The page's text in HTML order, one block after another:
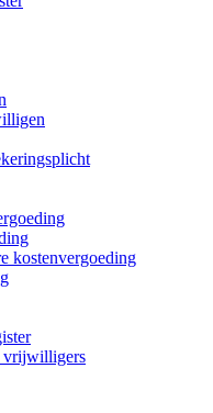
kostenvergoeding
vrijwilligers